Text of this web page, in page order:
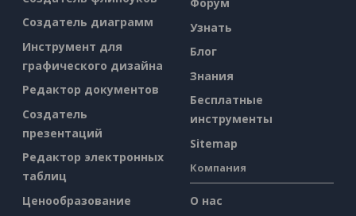
Создатель диаграмм
Инструмент для
графического дизайна
Редактор документов
Создатель
презентаций
Редактор электронных
таблиц
Ценообразование
Узнать
Блог
Знания
Бесплатные
инструменты
Sitemap
Компания
О нас